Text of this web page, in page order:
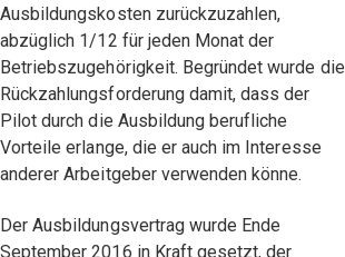
Ausbildungskosten zurückzuzahlen,
abzüglich 1/12 für jeden Monat der
Betriebszugehörigkeit. Begründet wurde die
Rückzahlungsforderung damit, dass der
Pilot durch die Ausbildung berufliche
Vorteile erlange, die er auch im Interesse
anderer Arbeitgeber verwenden könne.
Der Ausbildungsvertrag wurde Ende
September 2016 in Kraft gesetzt, der